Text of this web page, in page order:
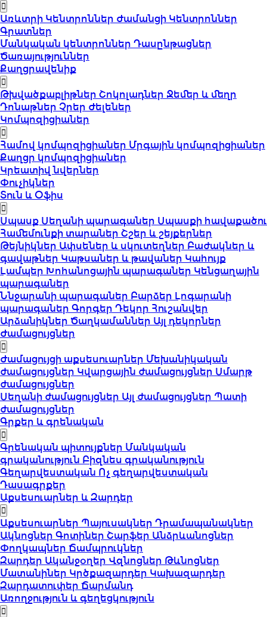
Առևտրի Կենտրոններ Ժամանցի Կենտրոններ
Գրատներ
Մանկական կենտրոններ Դասընթացներ
Ծառայություններ
Քաղցրավենիք
Թխվածքաբլիթներ Շոկոլադներ Ջեմեր և մեղր
Դոնաթներ Չրեր Ժելեներ
Կոմպոզիցիաներ
Համով կոմպոզիցիաներ Մրգային կոմպոզիցիաներ
Քաղցր կոմպոզիցիաներ
Կրեատիվ նվերներ
Փուչիկներ
Տուն և Օֆիս
Սպասք Սեղանի պարագաներ Սպասքի հավաքածու
Համեմունքի տարաներ Շշեր և շեյքերներ
Թեյնիկներ Ափսեներ և սկուտեղներ Բաժակներ և
գավաթներ Կաթսաներ և թավաներ Կահույք
Լամպեր Խոհանոցային պարագաներ Կենցաղային
պարագաներ
Ննջարանի պարագաներ Բարձեր Լոգարանի
պարագաներ Գորգեր Դեկոր Հուշանվեր
Արձանիկներ Ծաղկամաններ Այլ դեկորներ
Ժամացույցներ
Ժամացույցի աքսեսուարներ Մեխանիկական
ժամացույցներ Կվարցային ժամացույցներ Սմարթ
ժամացույցներ
Սեղանի ժամացույցներ Այլ ժամացույցներ Պատի
ժամացույցներ
Գրքեր և գրենական
Գրենական պիտույքներ Մանկական
գրականություն Բիզնես գրականություն
Գեղարվեստական Ոչ գեղարվեստական
Դասագրքեր
Աքսեսուարներ և Զարդեր
Աքսեսուարներ Պայուսակներ Դրամապանակներ
Ակնոցներ Գոտիներ Շարֆեր Անձրևանոցներ
Փողկապներ Ճամպրուկներ
Զարդեր Ականջօղեր Վզնոցներ Թևնոցներ
Մատանիներ Կրծքազարդեր Կախազարդեր
Զարդատուփեր Ճարմանդ
Առողջություն և գեղեցկություն